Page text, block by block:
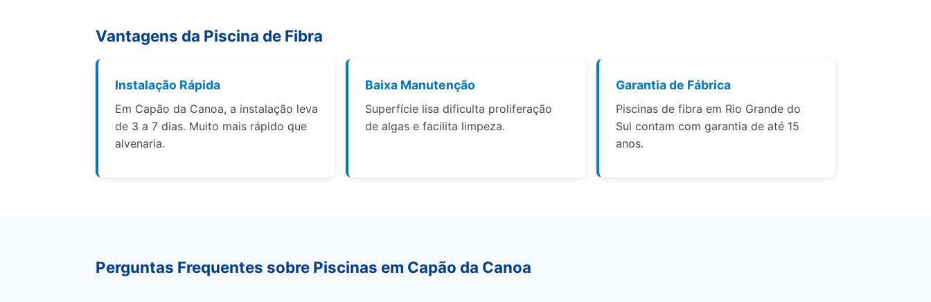
Vantagens da Piscina de Fibra
Instalação Rápida
Em Capão da Canoa, a instalação leva
de 3 a 7 dias. Muito mais rápido que
alvenaria.
Baixa Manutenção
Superfície lisa dificulta proliferação
de algas e facilita limpeza.
Garantia de Fábrica
Piscinas de fibra em Rio Grande do
Sul contam com garantia de até 15
anos.
Perguntas Frequentes sobre Piscinas em Capão da Canoa